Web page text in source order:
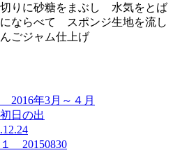
りに砂糖をまぶし 水気をとば
ならべて スポンジ生地を流し
ごジャム仕上げ
年3月～４月
日の出
20150830